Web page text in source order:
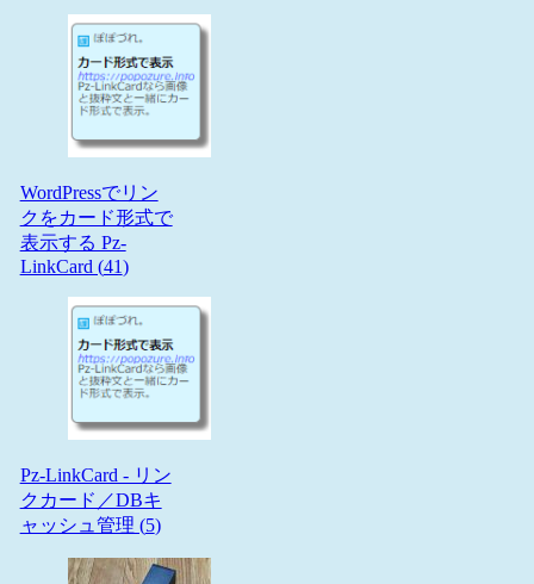
WordPressでリン
クをカード形式で
表示する Pz-
LinkCard (41)
Pz-LinkCard - リン
クカード／DBキ
ャッシュ管理 (5)